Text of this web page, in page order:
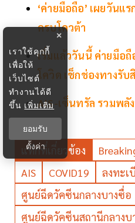
‘ค่ายมือถือ’ เผยวันแ
ครบโควต้า
เริ่มแล้ววันนี้ ค่ายมือ
โควิด เช็กช่องทางรับ
AIS-เซ็นทรัล รวมพ
แท็กที่เกี่ยวข้อง
AIS
COVID19
ลงทะเ
ศูนย์ฉีดวัคซีนกลางบางซื่อ
ศูนย์ฉีดวัคซีนสถานีกลางบ
×
เราใช้คุกกี้
เพื่อให้
เว็บไซต์
ทำงานได้ดี
ขึ้น เพิ่มเติม
ยอมรับ
ตั้งค่า